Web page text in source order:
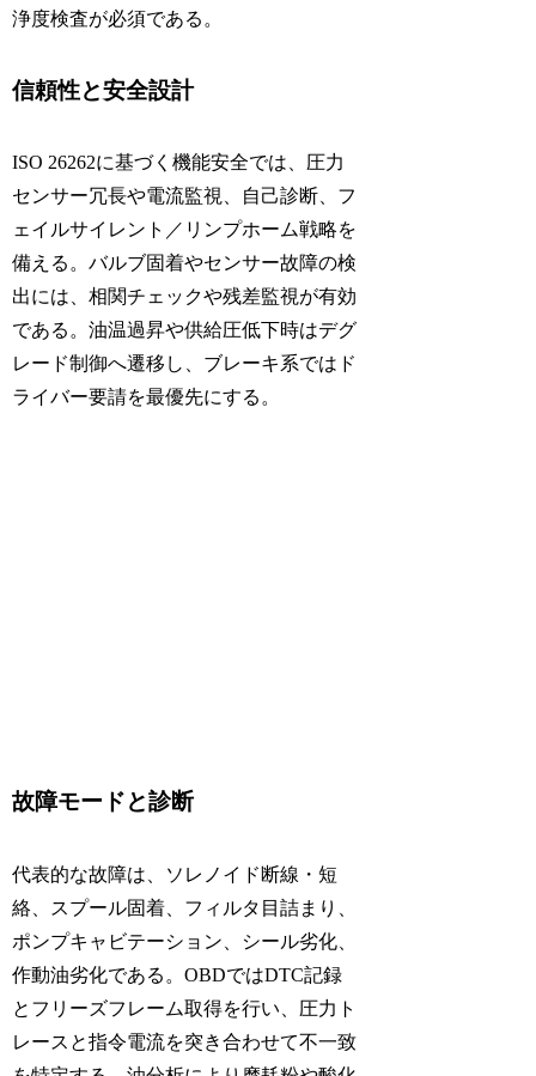
浄度検査が必須である。
信頼性と安全設計
ISO 26262に基づく機能安全では、圧力
センサー冗長や電流監視、自己診断、フ
ェイルサイレント／リンプホーム戦略を
備える。バルブ固着やセンサー故障の検
出には、相関チェックや残差監視が有効
である。油温過昇や供給圧低下時はデグ
レード制御へ遷移し、ブレーキ系ではド
ライバー要請を最優先にする。
故障モードと診断
代表的な故障は、ソレノイド断線・短
絡、スプール固着、フィルタ目詰まり、
ポンプキャビテーション、シール劣化、
作動油劣化である。OBDではDTC記録
とフリーズフレーム取得を行い、圧力ト
レースと指令電流を突き合わせて不一致